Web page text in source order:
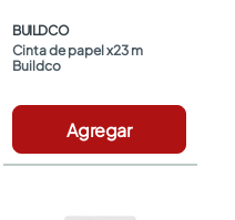
BUILDCO
Cinta de papel x23 m
Buildco
Agregar